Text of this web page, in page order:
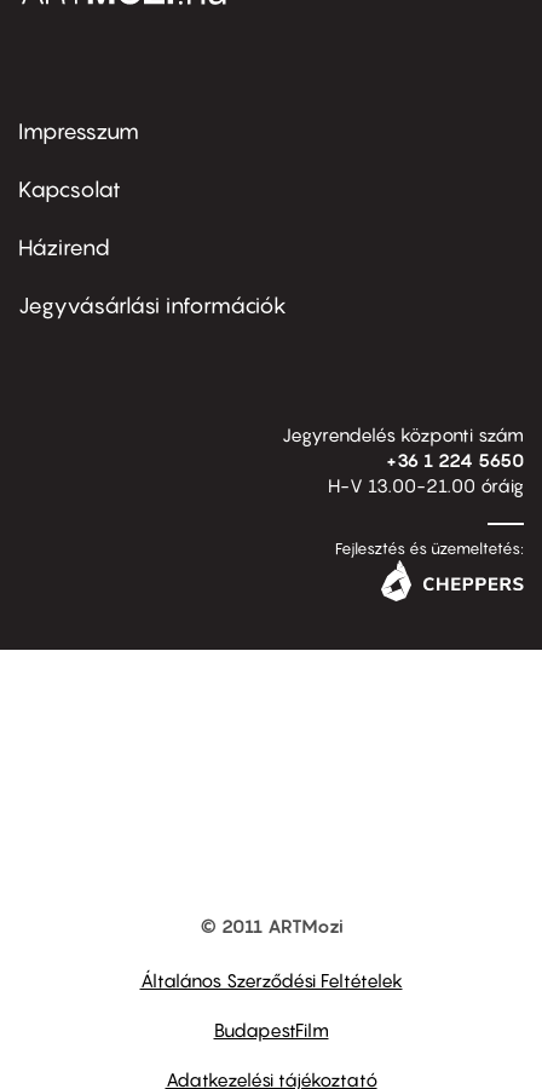
Footer
first
Impresszum
Kapcsolat
Footer
second
Házirend
Jegyvásárlási információk
Jegyrendelés központi szám
+36 1 224 5650
H-V 13.00-21.00 óráig
Fejlesztés és üzemeltetés:
© 2011 ARTMozi
Általános Szerződési Feltételek
BudapestFilm
Adatkezelési tájékoztató